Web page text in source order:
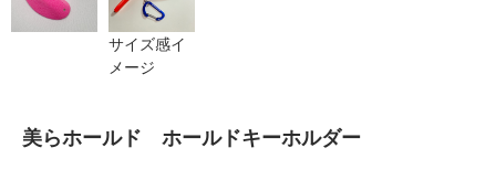
サイズ感イ
メージ
美らホールド ホールドキーホルダー